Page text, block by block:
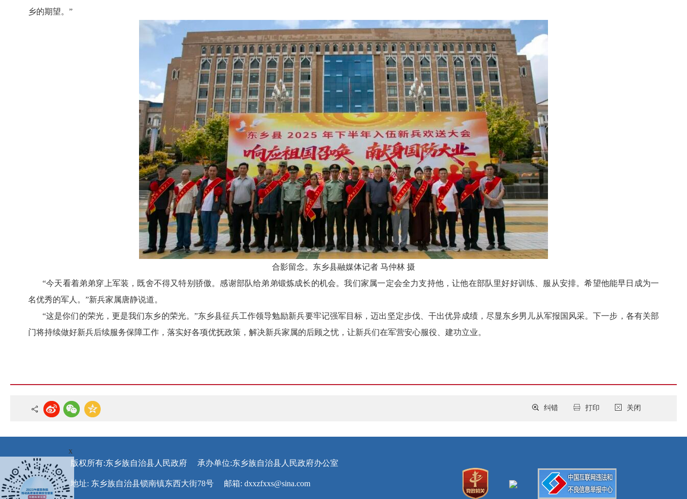
乡的期望。”
合影留念。东乡县融媒体记者 马仲林 摄
“今天看着弟弟穿上军装，既舍不得又特别骄傲。感谢部队给弟弟锻炼成长的机会。我们家属一定会全力支持他，让他在部队里好好训练、服从安排。希望他能早日成为一
名优秀的军人。”新兵家属唐静说道。
“这是你们的荣光，更是我们东乡的荣光。”东乡县征兵工作领导勉励新兵要牢记强军目标，迈出坚定步伐、干出优异成绩，尽显东乡男儿从军报国风采。下一步，各有关部
门将持续做好新兵后续服务保障工作，落实好各项优抚政策，解决新兵家属的后顾之忧，让新兵们在军营安心服役、建功立业。
关闭
打印
纠错
版权所有:东乡族自治县人民政府 承办单位:东乡族自治县人民政府办公室
地址: 东乡族自治县锁南镇东西大街78号 邮箱: dxxzfxxs@sina.com
x